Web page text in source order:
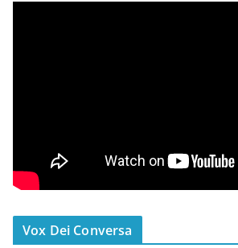
Vox Dei Conversa